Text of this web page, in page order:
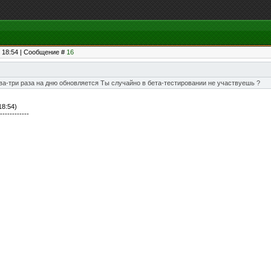
18:54 | Сообщение # 16
три раза на дню обновляется Ты случайно в бета-тестировании не участвуешь ?